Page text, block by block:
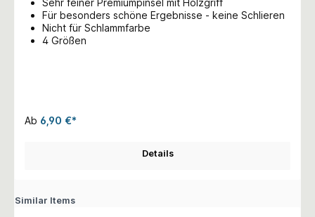
Für besonders schöne Ergebnisse - keine Schlieren
Nicht für Schlammfarbe
4 Größen
Ab 6,90 €*
Details
Similar Items